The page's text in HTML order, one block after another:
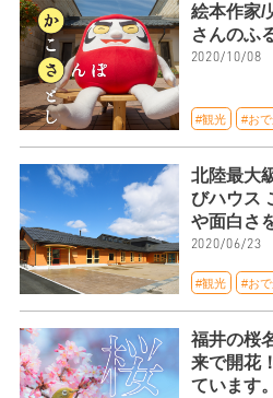
絵本作家
さんのふ
2020/10/08
#観光 #お
北陸最大
びハウス
や面白さ
2020/06/23
#観光 #お
福井の桜
来で開花
ています。